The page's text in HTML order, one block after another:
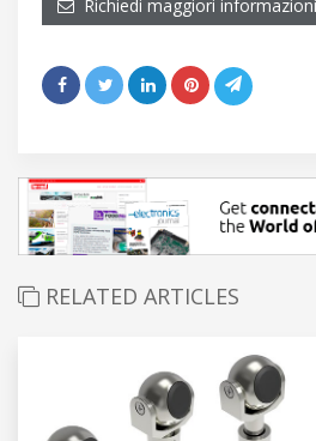
Richiedi maggiori
RELATED ARTICLES